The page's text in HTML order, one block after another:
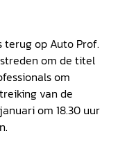
terug op Auto Prof.
om de titel
om
van de
om 18.30 uur